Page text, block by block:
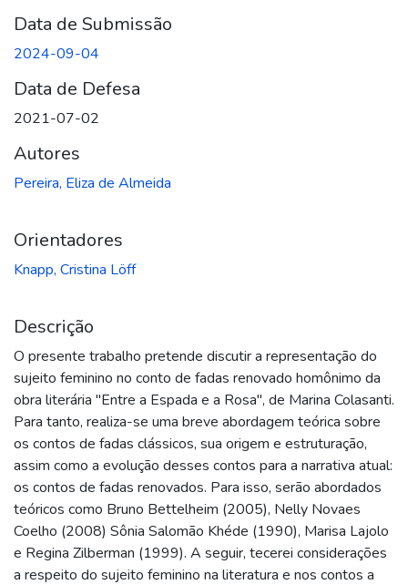
Data de Submissão
2024-09-04
Data de Defesa
2021-07-02
Autores
Pereira, Eliza de Almeida
Orientadores
Knapp, Cristina Löff
Descrição
O presente trabalho pretende discutir a representação do
sujeito feminino no conto de fadas renovado homônimo da
obra literária "Entre a Espada e a Rosa", de Marina Colasanti.
Para tanto, realiza-se uma breve abordagem teórica sobre
os contos de fadas clássicos, sua origem e estruturação,
assim como a evolução desses contos para a narrativa atual:
os contos de fadas renovados. Para isso, serão abordados
teóricos como Bruno Bettelheim (2005), Nelly Novaes
Coelho (2008) Sônia Salomão Khéde (1990), Marisa Lajolo
e Regina Zilberman (1999). A seguir, tecerei considerações
a respeito do sujeito feminino na literatura e nos contos a